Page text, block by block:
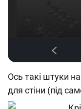
Ось такі штуки
для стіни (під